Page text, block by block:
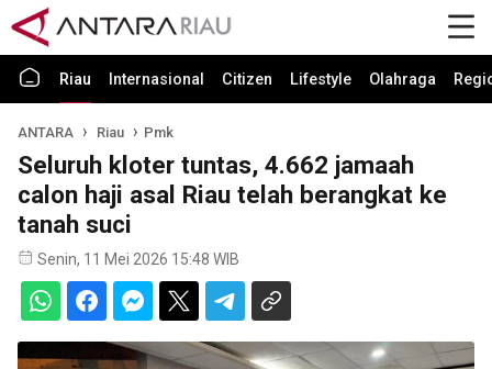
Riau Internasional Citizen Lifestyle Olahraga
ANTARA Riau Pmk
Seluruh kloter tuntas, 4.662 jamaah
calon haji asal Riau telah berangkat ke
tanah suci
Senin, 11 Mei 2026 15:48 WIB